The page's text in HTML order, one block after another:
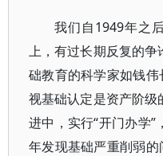
我们自1949年之
上，有过长期反复的
础教育的科学家如钱
视基础认定是资产阶
进中，实行“开门办学
年发现基础严重削弱